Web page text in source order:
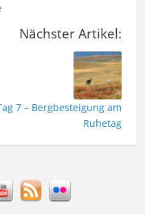
Nächster Artikel:
7 – Bergbesteigung am
Ruhetag